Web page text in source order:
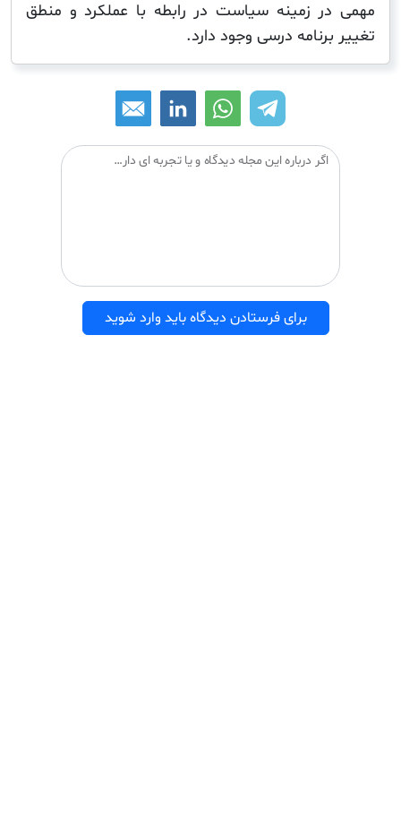
زمینه سیاست در رابطه با عملکرد و منطق
درسی وجود دارد.
اگر درباره این مجله دیدگاه و یا تجربه ای دارید می توانید آن را با دیگران درمیان بگذارید:
برای فرستادن دیدگاه باید وارد شوید